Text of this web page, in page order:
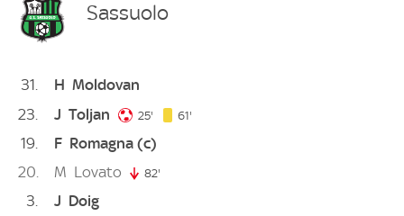
Sassuolo
31 H Moldovan
23
J Toljan 25' 25. minute
61'
19 F Romagna (c)
20
M Lovato 82'
3 J Doig